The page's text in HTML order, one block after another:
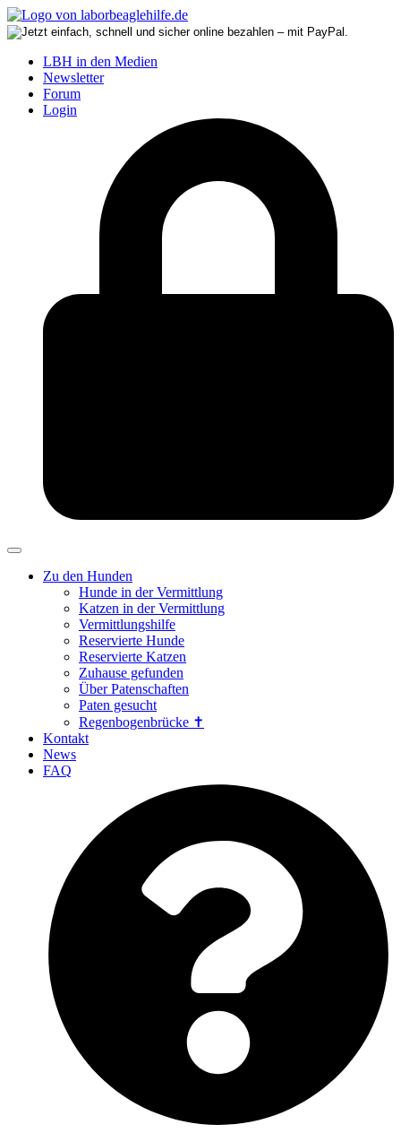
LBH in den Medien
Newsletter
Forum
Login
Zu den Hunden
Hunde in der Vermittlung
Katzen in der Vermittlung
Vermittlungshilfe
Reservierte Hunde
Reservierte Katzen
Zuhause gefunden
Über Patenschaften
Paten gesucht
Regenbogenbrücke ✝
Kontakt
News
FAQ